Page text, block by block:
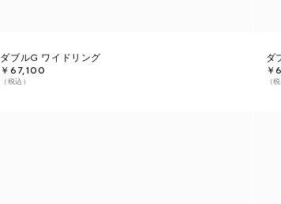
ダブルG ワイドリング
￥67,100
（税込）
ダ
￥
（